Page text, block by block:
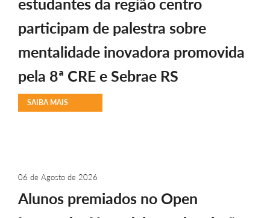
estudantes da região centro
participam de palestra sobre
mentalidade inovadora promovida
pela 8ª CRE e Sebrae RS
SAIBA MAIS
06 de Agosto de 2026
Alunos premiados no Open